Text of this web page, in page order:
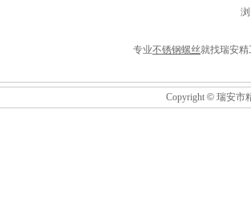
专业不锈钢螺丝就找瑞安
Copyright © 瑞安市